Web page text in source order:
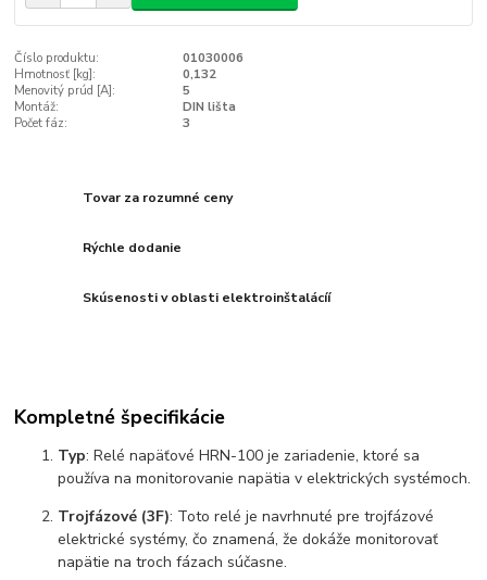
Číslo produktu:
01030006
Hmotnosť [kg]:
0,132
Menovitý prúd [A]:
5
Montáž:
DIN lišta
Počet fáz:
3
Tovar za rozumné ceny
Rýchle dodanie
Skúsenosti v oblasti elektroinštalácíí
Kompletné špecifikácie
Typ: Relé napäťové HRN-100 je zariadenie, ktoré sa
používa na monitorovanie napätia v elektrických systémoch.
Trojfázové (3F): Toto relé je navrhnuté pre trojfázové
elektrické systémy, čo znamená, že dokáže monitorovať
napätie na troch fázach súčasne.